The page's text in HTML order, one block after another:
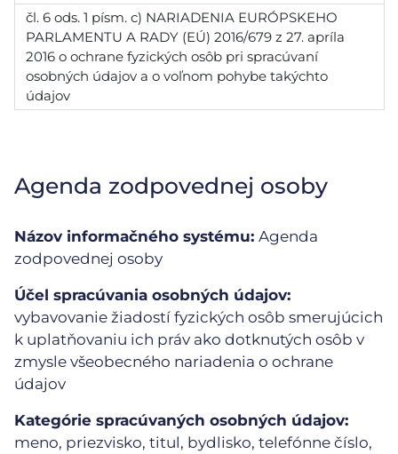
čl. 6 ods. 1 písm. c) NARIADENIA EURÓPSKEHO
PARLAMENTU A RADY (EÚ) 2016/679 z 27. apríla
2016 o ochrane fyzických osôb pri spracúvaní
osobných údajov a o voľnom pohybe takýchto
údajov
Agenda zodpovednej osoby
Názov informačného systému: Agenda
zodpovednej osoby
Účel spracúvania osobných údajov:
vybavovanie žiadostí fyzických osôb smerujúcich
k uplatňovaniu ich práv ako dotknutých osôb v
zmysle všeobecného nariadenia o ochrane
údajov
Kategórie spracúvaných osobných údajov:
meno, priezvisko, titul, bydlisko, telefónne číslo,